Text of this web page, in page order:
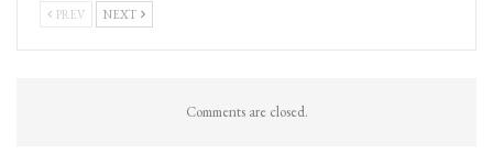
PREV NEXT
Comments are closed.